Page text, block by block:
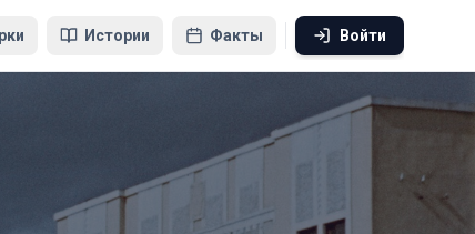
Истории Факты Войти